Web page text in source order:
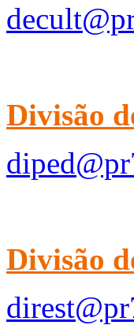
Divisão
Divisão